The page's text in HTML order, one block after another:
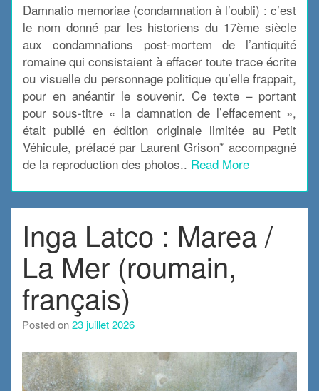
Damnatio memoriae (condamnation à l’oubli) : c’est
le nom donné par les historiens du 17ème siècle
aux condamnations post-mortem de l’antiquité
romaine qui consistaient à effacer toute trace écrite
ou visuelle du personnage politique qu’elle frappait,
pour en anéantir le souvenir. Ce texte – portant
pour sous-titre « la damnation de l’effacement »,
était publié en édition originale limitée au Petit
Véhicule, préfacé par Laurent Grison* accompagné
de la reproduction des photos.. Read More
Inga Latco : Marea /
La Mer (roumain,
français)
Posted on23 juillet 2026